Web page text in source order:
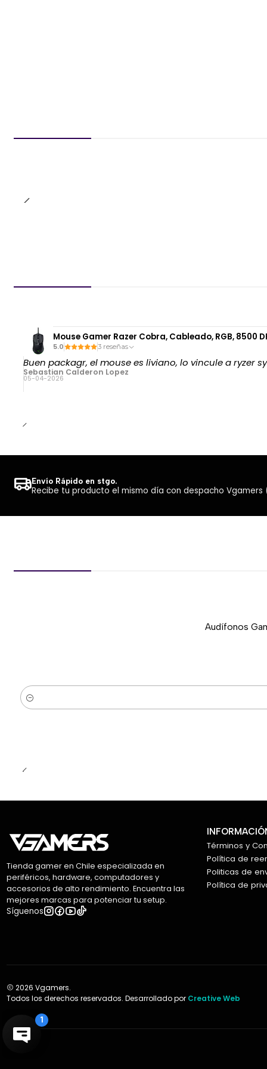
Mouse Gamer Razer Cobra, Cableado, RGB, 8500
5.0 3 reseñas
Buen packagr, el mouse es liviano, lo vincule a ryzer
Sebastian Calderon Lopez
05-04-2026
Envío Rápido en stgo.
Recibe tu producto el mismo día con despacho
Audífonos
Cantidad
Tienda gamer en Chile especializada en
periféricos, hardware, computadores y
accesorios de alto rendimiento. Encuentra las
mejores marcas para potenciar tu setup.
Síguenos
Términos y
Política de
Politicas de
Política de
2026 Vgamers.
Todos los derechos reservados. Desarrollado por Creative Web